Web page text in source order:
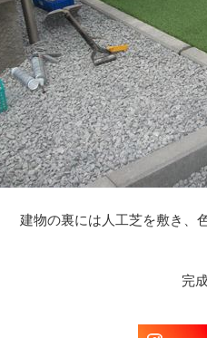
建物の裏には人工芝を敷き、
完